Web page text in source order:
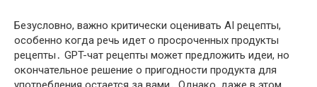
Безусловно, важно критически оценивать AI рецепты,
особенно когда речь идет о просроченных продукты
рецепты․ GPT-чат рецепты может предложить идеи, но
окончательное решение о пригодности продукта для